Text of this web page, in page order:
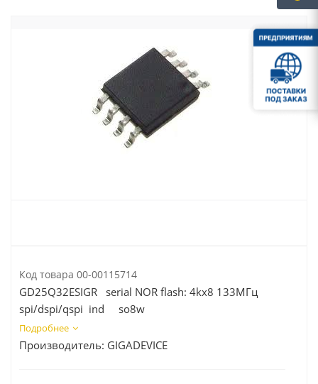
Код товара 00-00115714
GD25Q32ESIGR serial NOR flash: 4kx8 133МГц
spi/dspi/qspi ind so8w
Подробнее
Производитель: GIGADEVICE